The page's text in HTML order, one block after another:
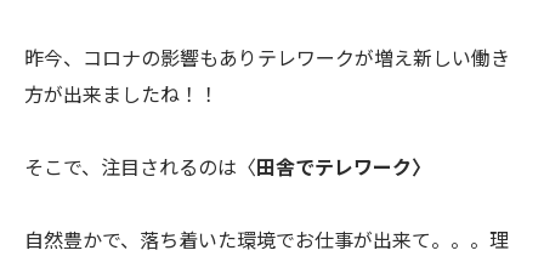
昨今、コロナの影響もありテレワークが増え新しい働き
方が出来ましたね！！
そこで、注目されるのは〈田舎でテレワーク〉
自然豊かで、落ち着いた環境でお仕事が出来て。。。理